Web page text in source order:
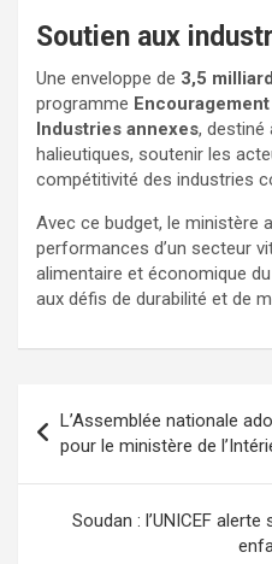
Soutien aux
Une enveloppe de 3,5
programme
Industries annexes, destiné
halieutiques, soutenir les
compétitivité des industries
Avec ce budget, le ministère
performances d’un secteur
alimentaire et économique
aux défis de durabilité et de
L’Assemblée nationale
pour le ministère de
Soudan : l’UNICEF